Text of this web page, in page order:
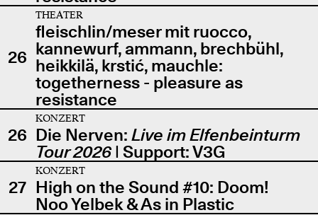
26
THEATER
fleischlin/meser mit ruocco,
kannewurf, ammann, brechbühl,
heikkilä, krstić, mauchle:
togetherness - pleasure as
resistance
26
KONZERT
Die Nerven: Live im Elfenbeinturm
Tour 2026| Support: V3G
27
KONZERT
High on the Sound #10: Doom!
Noo Yelbek & As in Plastic